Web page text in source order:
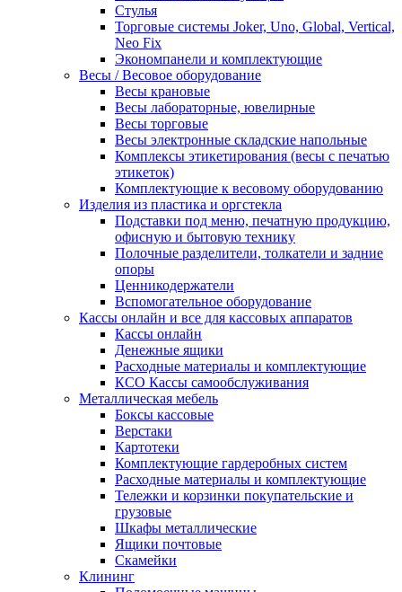
Стулья
Торговые системы Joker, Uno, Global, Vertical,
Neo Fix
Экономпанели и комплектующие
Весы / Весовое оборудование
Весы крановые
Весы лабораторные, ювелирные
Весы торговые
Весы электронные складские напольные
Комплексы этикетирования (весы с печатью
этикеток)
Комплектующие к весовому оборудованию
Изделия из пластика и оргстекла
Подставки под меню, печатную продукцию,
офисную и бытовую технику
Полочные разделители, толкатели и задние
опоры
Ценникодержатели
Вспомогательное оборудование
Кассы онлайн и все для кассовых аппаратов
Кассы онлайн
Денежные ящики
Расходные материалы и комплектующие
КСО Кассы самообслуживания
Металлическая мебель
Боксы кассовые
Верстаки
Картотеки
Комплектующие гардеробных систем
Расходные материалы и комплектующие
Тележки и корзинки покупательские и
грузовые
Шкафы металлические
Ящики почтовые
Скамейки
Клининг